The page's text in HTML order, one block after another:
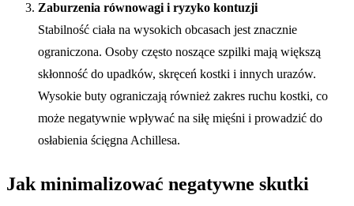
Zaburzenia równowagi i ryzyko kontuzji
Stabilność ciała na wysokich obcasach jest znacznie
ograniczona. Osoby często noszące szpilki mają większą
skłonność do upadków, skręceń kostki i innych urazów.
Wysokie buty ograniczają również zakres ruchu kostki, co
może negatywnie wpływać na siłę mięśni i prowadzić do
osłabienia ścięgna Achillesa.
Jak minimalizować negatywne skutki